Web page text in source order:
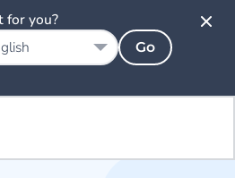
for you?
Go